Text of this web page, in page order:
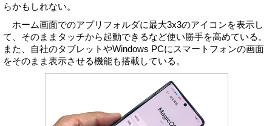
らかもしれない。
ホーム画面でのアプリフォルダに最大3x3のアイコンを表示し
て、そのままタッチから起動できるなど使い勝手を高めている。
また、自社のタブレットやWindows PCにスマートフォンの画面
をそのまま表示させる機能も搭載している。